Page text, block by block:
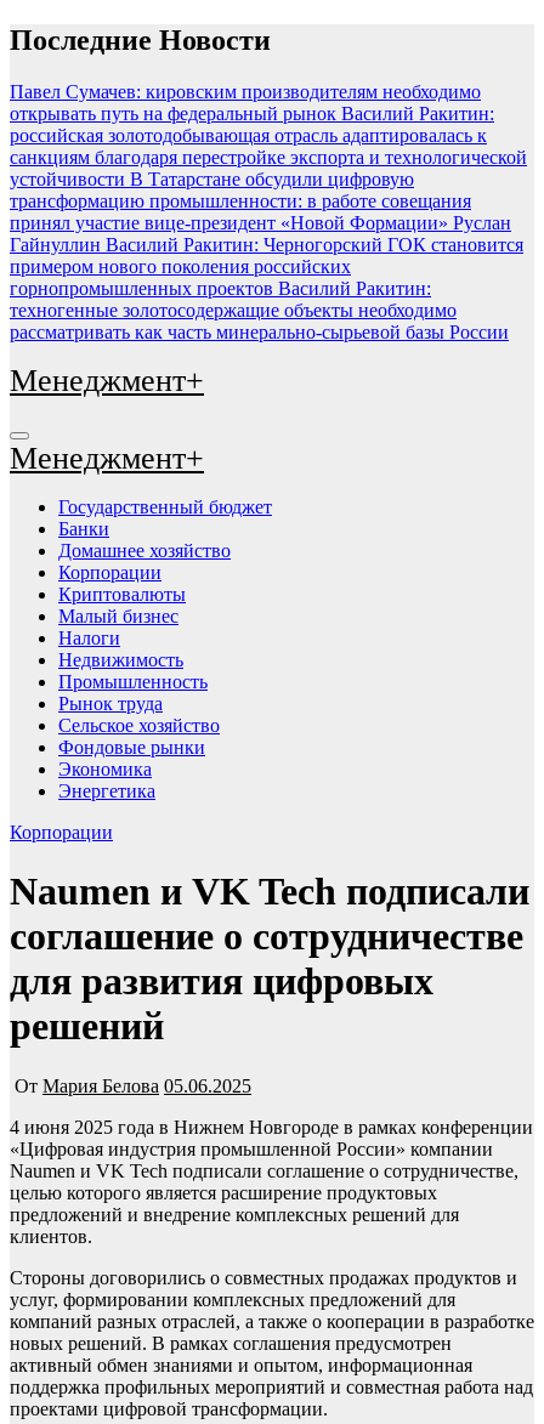
Перейти
к
Последние Новости
Павел Сумачев: кировским производителям необходимо
открывать путь на федеральный рынок Василий Ракитин:
российская золотодобывающая отрасль адаптировалась к
санкциям благодаря перестройке экспорта и технологической
устойчивости В Татарстане обсудили цифровую
трансформацию промышленности: в работе совещания
принял участие вице-президент «Новой Формации» Руслан
Гайнуллин Василий Ракитин: Черногорский ГОК становится
примером нового поколения российских
горнопромышленных проектов Василий Ракитин:
техногенные золотосодержащие объекты необходимо
рассматривать как часть минерально-сырьевой базы России
Менеджмент+
Менеджмент+
Государственный бюджет
Банки
Домашнее хозяйство
Корпорации
Криптовалюты
Малый бизнес
Налоги
Недвижимость
Промышленность
Рынок труда
Сельское хозяйство
Фондовые рынки
Экономика
Энергетика
Корпорации
Naumen и VK Tech подписали
соглашение о сотрудничестве
для развития цифровых
решений
От Мария Белова 05.06.2025
4 июня 2025 года в Нижнем Новгороде в рамках конференции
«Цифровая индустрия промышленной России» компании
Naumen и VK Tech подписали соглашение о сотрудничестве,
целью которого является расширение продуктовых
предложений и внедрение комплексных решений для
клиентов.
Стороны договорились о совместных продажах продуктов и
услуг, формировании комплексных предложений для
компаний разных отраслей, а также о кооперации в разработке
новых решений. В рамках соглашения предусмотрен
активный обмен знаниями и опытом, информационная
поддержка профильных мероприятий и совместная работа над
проектами цифровой трансформации.